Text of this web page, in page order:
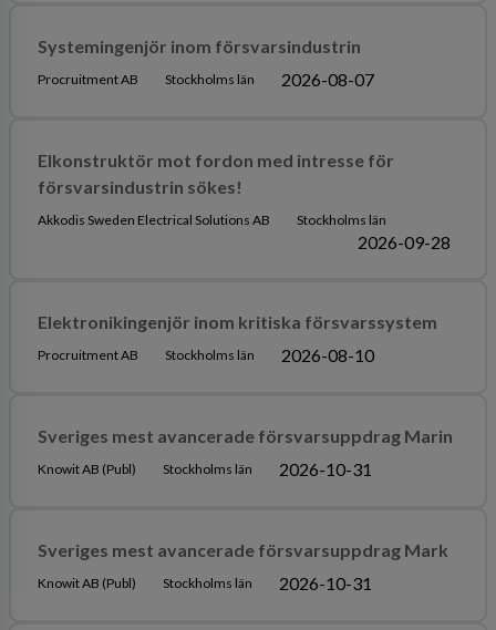
Systemingenjör inom försvarsindustrin
Procruitment AB Stockholms län 2026-08-07
Elkonstruktör mot fordon med intresse för
försvarsindustrin sökes!
Akkodis Sweden Electrical Solutions AB Stockholms län
2026-09-28
Elektronikingenjör inom kritiska försvarssystem
Procruitment AB Stockholms län 2026-08-10
Sveriges mest avancerade försvarsuppdrag Marin
Knowit AB (Publ) Stockholms län 2026-10-31
Sveriges mest avancerade försvarsuppdrag Mark
Knowit AB (Publ) Stockholms län 2026-10-31